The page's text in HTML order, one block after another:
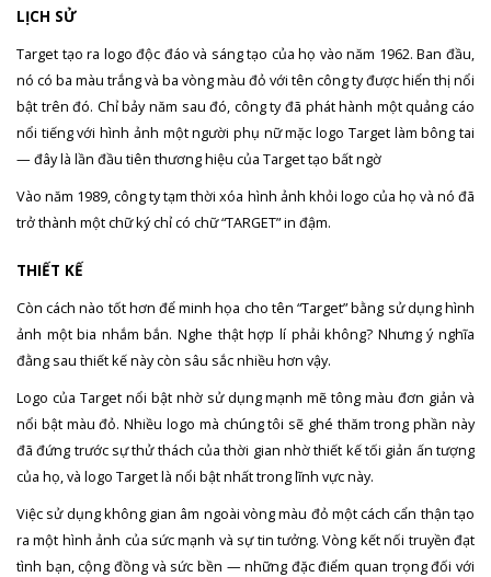
LỊCH SỬ
Target tạo ra logo độc đáo và sáng tạo của họ vào năm 1962. Ban đầu,
nó có ba màu trắng và ba vòng màu đỏ với tên công ty được hiển thị nổi
bật trên đó. Chỉ bảy năm sau đó, công ty đã phát hành một quảng cáo
nổi tiếng với hình ảnh một người phụ nữ mặc logo Target làm bông tai
— đây là lần đầu tiên thương hiệu của Target tạo bất ngờ
Vào năm 1989, công ty tạm thời xóa hình ảnh khỏi logo của họ và nó đã
trở thành một chữ ký chỉ có chữ “TARGET” in đậm.
THIẾT KẾ
Còn cách nào tốt hơn để minh họa cho tên “Target” bằng sử dụng hình
ảnh một bia nhắm bắn. Nghe thật hợp lí phải không? Nhưng ý nghĩa
đằng sau thiết kế này còn sâu sắc nhiều hơn vậy.
Logo của Target nổi bật nhờ sử dụng mạnh mẽ tông màu đơn giản và
nổi bật màu đỏ. Nhiều logo mà chúng tôi sẽ ghé thăm trong phần này
đã đứng trước sự thử thách của thời gian nhờ thiết kế tối giản ấn tượng
của họ, và logo Target là nổi bật nhất trong lĩnh vực này.
Việc sử dụng không gian âm ngoài vòng màu đỏ một cách cẩn thận tạo
ra một hình ảnh của sức mạnh và sự tin tưởng. Vòng kết nối truyền đạt
tình bạn, cộng đồng và sức bền — những đặc điểm quan trọng đối với